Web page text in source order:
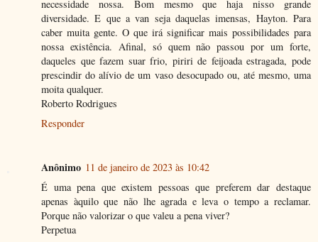
necessidade nossa. Bom mesmo que haja nisso grande
diversidade. E que a van seja daquelas imensas, Hayton. Para
caber muita gente. O que irá significar mais possibilidades para
nossa existência. Afinal, só quem não passou por um forte,
daqueles que fazem suar frio, piriri de feijoada estragada, pode
prescindir do alívio de um vaso desocupado ou, até mesmo, uma
moita qualquer.
Roberto Rodrigues
Responder
Anônimo 11 de janeiro de 2023 às 10:42
É uma pena que existem pessoas que preferem dar destaque
apenas àquilo que não lhe agrada e leva o tempo a reclamar.
Porque não valorizar o que valeu a pena viver?
Perpetua